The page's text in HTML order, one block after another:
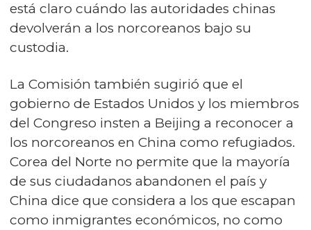
está claro cuándo las autoridades chinas
devolverán a los norcoreanos bajo su
custodia.
La Comisión también sugirió que el
gobierno de Estados Unidos y los miembros
del Congreso insten a Beijing a reconocer a
los norcoreanos en China como refugiados.
Corea del Norte no permite que la mayoría
de sus ciudadanos abandonen el país y
China dice que considera a los que escapan
como inmigrantes económicos, no como